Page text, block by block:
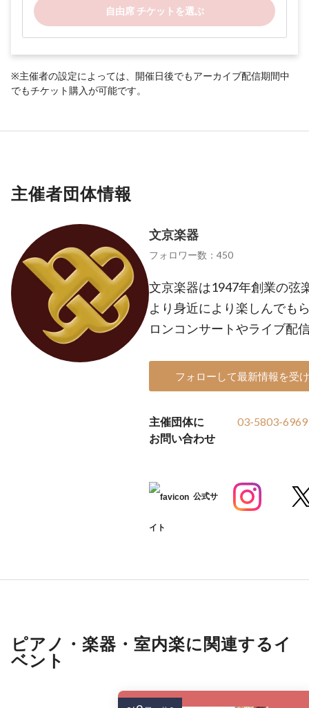
自由席 チケットを選ぶ
※主催者の設定によっては、開催日後でもアーカイブ配信期間中
でもチケット購入が可能です。
主催者団体情報
文京楽器
フォロワー数：450
文京楽器は1947年創業の弦
より身近により楽しんでも
ロンコンサートやライブ配
フォローして最新情報を受
主催団体に
お問い合わせ
03-5803-6969
公式サ
イト
ピアノ・楽器・室内楽に関連するイ
ベント